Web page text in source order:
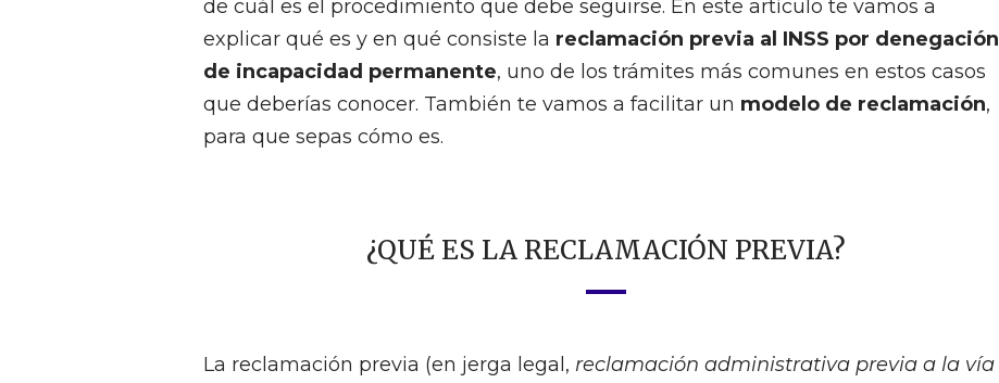
de cuál es el procedimiento que debe seguirse. En este artículo te vamos a
explicar qué es y en qué consiste la reclamación previa al INSS por denegación
de incapacidad permanente, uno de los trámites más comunes en estos casos
que deberías conocer. También te vamos a facilitar un modelo de reclamación,
para que sepas cómo es.
¿QUÉ ES LA RECLAMACIÓN PREVIA?
La reclamación previa (en jerga legal, reclamación administrativa previa a la vía